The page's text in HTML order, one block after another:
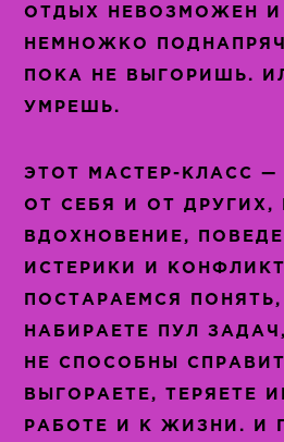
ОТДЫХ НЕВОЗМОЖЕН
НЕМНОЖКО
ПОКА НЕ ВЫГОРИШЬ.
УМРЕШЬ.
ЭТОТ МАСТЕР-КЛАСС
ОТ СЕБЯ И ОТ
ВДОХНОВЕНИЕ,
ИСТЕРИКИ И
ПОСТАРАЕМСЯ
НАБИРАЕТЕ ПУЛ
НЕ СПОСОБНЫ
ВЫГОРАЕТЕ, ТЕРЯЕТЕ
РАБОТЕ И К ЖИЗНИ. И